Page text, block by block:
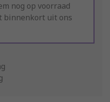
nog op voorraad
binnenkort uit ons